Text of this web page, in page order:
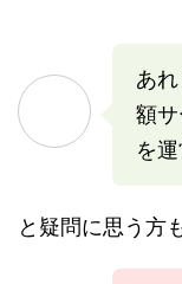
あ
額サ
を
と疑問に思う方